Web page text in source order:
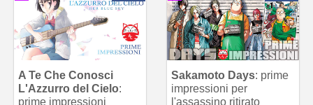
A Te Che Conosci
L'Azzurro del Cielo:
prime impressioni
Sakamoto Days: prime
impressioni per
l'assassino ritirato